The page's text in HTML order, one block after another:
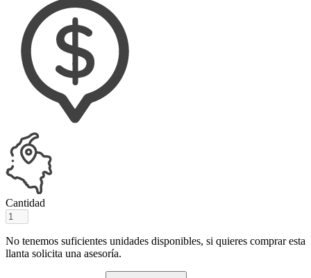
Cantidad
No tenemos suficientes unidades disponibles, si quieres comprar esta
llanta solicita una asesoría.